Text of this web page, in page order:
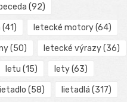
(92)
(41) letecké motory(64)
(50) letecké výrazy(36)
letu (15) lety(63)
lietadlo (58) lietadlá (317)